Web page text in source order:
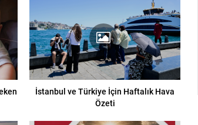
İstanbul ve Türkiye İçin Haftalık Hava
Özeti